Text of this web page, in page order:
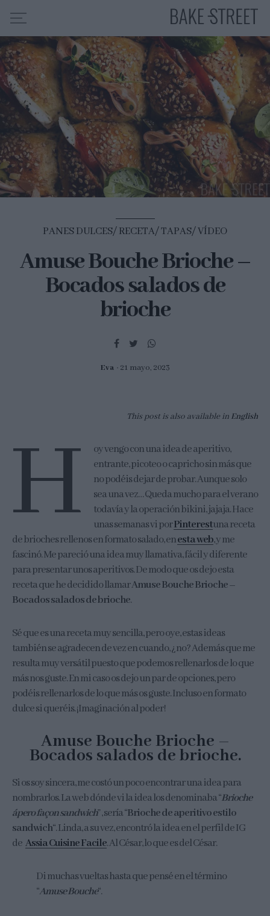
HOME
INDICE DE RECETAS
COLABORO CON
SOBRE MÍ
MIS CURSOS
CONTACTO
ES EN
PANES DULCES RECETA TAPAS VÍDEO
Amuse Bouche Brioche –
Bocados salados de
brioche
Eva 21 mayo, 2023
This post is also available in English
H
oy vengo con una idea de aperitivo,
entrante, picoteo o capricho sin más que
no podéis dejar de probar. Aunque solo
sea una vez… Queda mucho para el verano
todavía y la operación bikini, jajaja. Hace
unas semanas vi porPinterestuna receta
de brioches rellenos en formato salado, enesta web, y me
fascinó. Me pareció una idea muy llamativa, fácil y diferente
para presentar unos aperitivos. De modo que os dejo esta
receta que he decidido llamarAmuse Bouche Brioche –
Bocados salados de brioche.
Sé que es una receta muy sencilla, pero oye, estas ideas
también se agradecen de vez en cuando, ¿no? Además que me
resulta muy versátil puesto que podemos rellenarlos de lo que
más nos guste. En mi caso os dejo un par de opciones, pero
podéis rellenarlos de lo que más os guste. Incluso en formato
dulce si queréis. ¡Imaginación al poder!
Amuse Bouche Brioche –
Bocados salados de brioche.
Si os soy sincera, me costó un poco encontrar una idea para
nombrarlos. La web dónde vi la idea los denominaba “Brioche
ápero façon sandwich” , sería “Brioche de aperitivo estilo
sandwich“. Linda, a su vez, encontró la idea en el perfil de IG
de Assia Cuisine Facile. Al César, lo que es del César.
Di muchas vueltas hasta que pensé en el término
“Amuse Bouche“.